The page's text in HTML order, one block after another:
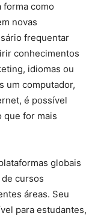
forma como
novas
frequentar
conhecimentos
idiomas ou
um computador,
é possível
que for mais
globais
cursos
áreas. Seu
para estudantes,